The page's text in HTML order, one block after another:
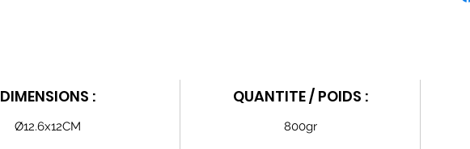
DIMENSIONS :
Ø12.6x12CM
QUANTITE / POIDS :
800gr